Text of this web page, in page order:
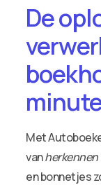
De
Met
vanherkennen
en bonnetjes